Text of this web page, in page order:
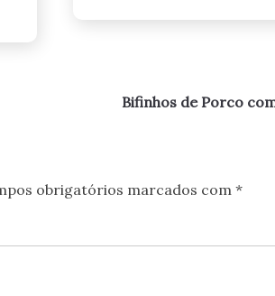
Bifinhos de Porco
obrigatórios marcados com *